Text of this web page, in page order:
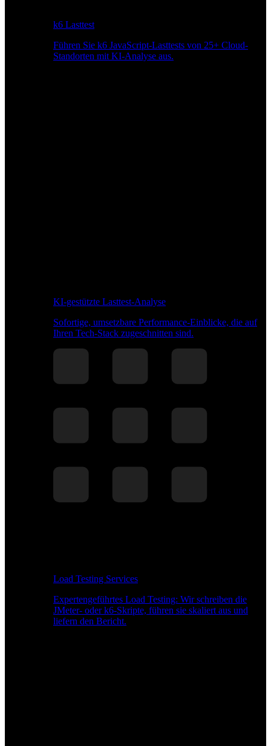
k6 Lasttest
Führen Sie k6 JavaScript-Lasttests von 25+ Cloud-
Standorten mit KI-Analyse aus.
KI-gestützte Lasttest-Analyse
Sofortige, umsetzbare Performance-Einblicke, die auf
Ihren Tech-Stack zugeschnitten sind.
Load Testing Services
Expertengeführtes Load Testing: Wir schreiben die
JMeter- oder k6-Skripte, führen sie skaliert aus und
liefern den Bericht.